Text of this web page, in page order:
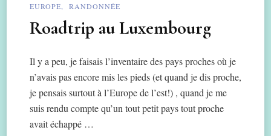
EUROPE RANDONNÉE
Roadtrip au Luxembourg
Il y a peu, je faisais l’inventaire des pays proches où je
n’avais pas encore mis les pieds (et quand je dis proche,
je pensais surtout à l’Europe de l’est!) , quand je me
suis rendu compte qu’un tout petit pays tout proche
avait échappé …